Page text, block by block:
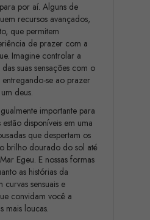
por aí. Alguns de
recursos avançados,
que permitem
de prazer com a
Imagine controlar a
suas sensações com o
se ao prazer
deus.
importante para
disponíveis em uma
que despertam os
brilho dourado do sol até
Egeu. E nossas formas
as histórias da
sensuais e
convidam você a
mais loucas.